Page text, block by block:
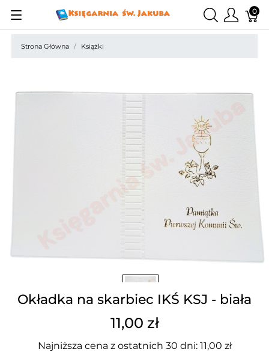
0
Strona Główna Książki
Okładka na skarbiec IKŚ KSJ - biała
11,00 zł
Najniższa cena z ostatnich 30 dni: 11,00 zł